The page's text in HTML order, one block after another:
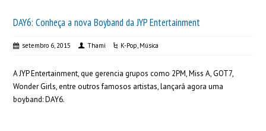
DAY6: Conheça a nova Boyband da JYP Entertainment
setembro 6, 2015 Thami K-Pop, Música
A JYP Entertainment, que gerencia grupos como 2PM, Miss A, GOT7,
Wonder Girls, entre outros famosos artistas, lançará agora uma
boyband: DAY6.